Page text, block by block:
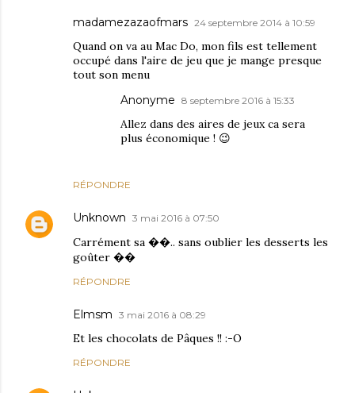
madamezazaofmars 24 septembre 2014 à 10:59
Quand on va au Mac Do, mon fils est tellement
occupé dans l'aire de jeu que je mange presque
tout son menu
RÉPONDRE
Anonyme 8 septembre 2016 à 15:33
Allez dans des aires de jeux ca sera
plus économique ! 😉
Unknown 3 mai 2016 à 07:50
Carrément sa ��.. sans oublier les desserts les
goûter ��
RÉPONDRE
Elmsm 3 mai 2016 à 08:29
Et les chocolats de Pâques !! :-O
RÉPONDRE